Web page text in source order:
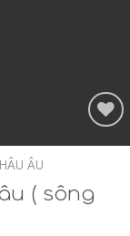
Add to
ÂU
( sông